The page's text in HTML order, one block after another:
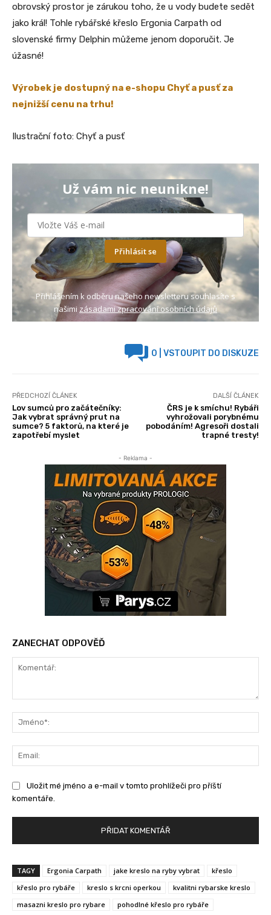
obrovský prostor je zárukou toho, že u vody budete sedět
jako král! Tohle rybářské křeslo Ergonia Carpath od
slovenské firmy Delphin můžeme jenom doporučit. Je
úžasné!
Výrobek je dostupný na e-shopu Chyť a pusť za
nejnižší cenu na trhu!
Ilustrační foto: Chyť a pusť
Už vám nic neunikne!
Přihlásit se
Přihlášením k odběru našeho newsletteru souhlasíte s
našimi zásadami zpracování osobních údajů
0 | VSTOUPIT DO DISKUZE
PŘEDCHOZÍ ČLÁNEK
Lov sumců pro začátečníky:
Jak vybrat správný prut na
sumce? 5 faktorů, na které je
zapotřebí myslet
DALŠÍ ČLÁNEK
ČRS je k smíchu! Rybáři
vyhrožovali porybnému
pobodáním! Agresoři dostali
trapné tresty!
- Reklama -
ZANECHAT ODPOVĚĎ
Uložit mé jméno a e-mail v tomto prohlížeči pro příští
komentáře.
TAGY Ergonia Carpath jake kreslo na ryby vybrat
křeslo
křeslo pro rybáře
kreslo s krcni operkou
kvalitni rybarske kreslo
masazni kreslo pro rybare
pohodlné křeslo pro rybáře